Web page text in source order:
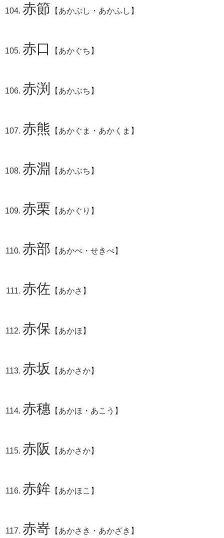
赤節 【あかぶし・あかふし】
赤口 【あかぐち】
赤渕 【あかぶち】
赤熊 【あかぐま・あかくま】
赤淵 【あかぶち】
赤栗 【あかぐり】
赤部 【あかべ・せきべ】
赤佐 【あかさ】
赤保 【あかほ】
赤坂 【あかさか】
赤穗 【あかほ・あこう】
赤阪 【あかさか】
赤鉾 【あかほこ】
赤嵜 【あかさき・あかざき】